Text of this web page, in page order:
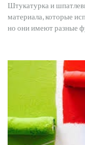
Штукатурка и
материала, которые
но они имеют разные